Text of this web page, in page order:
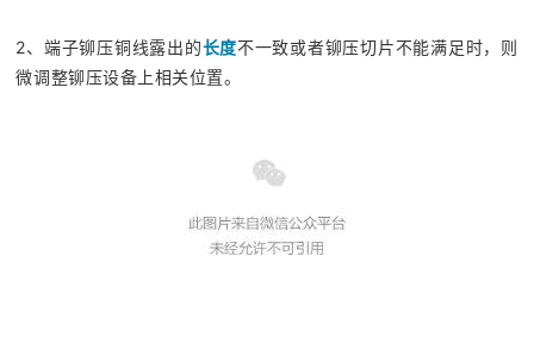
2、端子铆压铜线露出的长度不一致或者铆压切片不能满足时，则
微调整铆压设备上相关位置。